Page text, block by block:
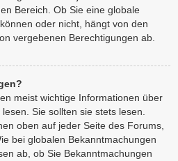
Bereich. Ob Sie eine globale
oder nicht, hängt von den
vergebenen Berechtigungen ab.
meist wichtige Informationen über
Sie sollten sie stets lesen.
oben auf jeder Seite des Forums,
bei globalen Bekanntmachungen
ab, ob Sie Bekanntmachungen